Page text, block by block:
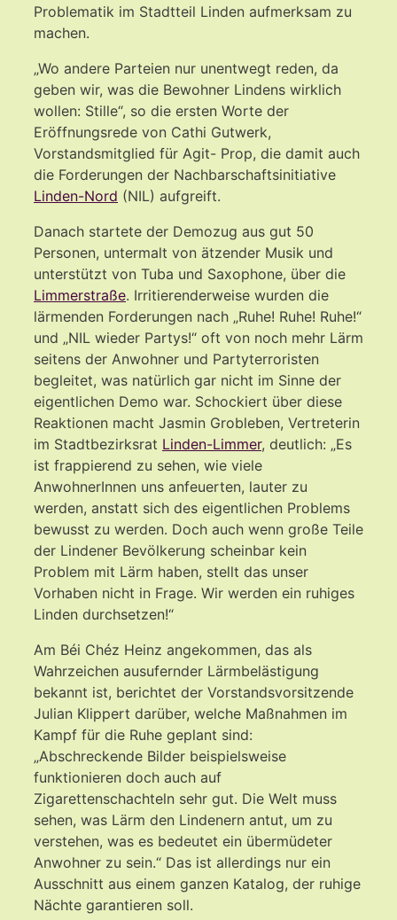
Problematik im Stadtteil Linden aufmerksam zu
machen.
„Wo andere Parteien nur unentwegt reden, da
geben wir, was die Bewohner Lindens wirklich
wollen: Stille“, so die ersten Worte der
Eröffnungsrede von Cathi Gutwerk,
Vorstandsmitglied für Agit- Prop, die damit auch
die Forderungen der Nachbarschaftsinitiative
Linden-Nord (NIL) aufgreift.
Danach startete der Demozug aus gut 50
Personen, untermalt von ätzender Musik und
unterstützt von Tuba und Saxophone, über die
Limmerstraße. Irritierenderweise wurden die
lärmenden Forderungen nach „Ruhe! Ruhe! Ruhe!“
und „NIL wieder Partys!“ oft von noch mehr Lärm
seitens der Anwohner und Partyterroristen
begleitet, was natürlich gar nicht im Sinne der
eigentlichen Demo war. Schockiert über diese
Reaktionen macht Jasmin Grobleben, Vertreterin
im Stadtbezirksrat Linden-Limmer, deutlich: „Es
ist frappierend zu sehen, wie viele
AnwohnerInnen uns anfeuerten, lauter zu
werden, anstatt sich des eigentlichen Problems
bewusst zu werden. Doch auch wenn große Teile
der Lindener Bevölkerung scheinbar kein
Problem mit Lärm haben, stellt das unser
Vorhaben nicht in Frage. Wir werden ein ruhiges
Linden durchsetzen!“
Am Béi Chéz Heinz angekommen, das als
Wahrzeichen ausufernder Lärmbelästigung
bekannt ist, berichtet der Vorstandsvorsitzende
Julian Klippert darüber, welche Maßnahmen im
Kampf für die Ruhe geplant sind:
„Abschreckende Bilder beispielsweise
funktionieren doch auch auf
Zigarettenschachteln sehr gut. Die Welt muss
sehen, was Lärm den Lindenern antut, um zu
verstehen, was es bedeutet ein übermüdeter
Anwohner zu sein.“ Das ist allerdings nur ein
Ausschnitt aus einem ganzen Katalog, der ruhige
Nächte garantieren soll.